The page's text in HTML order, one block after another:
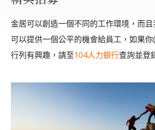
金居可以創造一個不同的工作環境，而
可以提供一個公平的機會給員工，如果
行列有興趣，請至104人力銀行查詢並登